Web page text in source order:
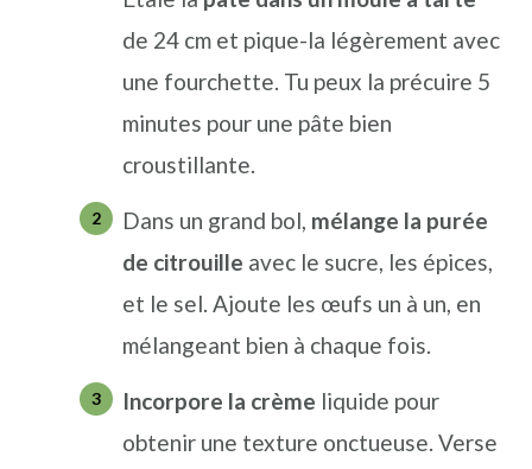
de 24 cm et pique-la légèrement avec
une fourchette. Tu peux la précuire 5
minutes pour une pâte bien
croustillante.
Dans un grand bol, mélange la purée
de citrouille avec le sucre, les épices,
et le sel. Ajoute les œufs un à un, en
mélangeant bien à chaque fois.
Incorpore la crème liquide pour
obtenir une texture onctueuse. Verse